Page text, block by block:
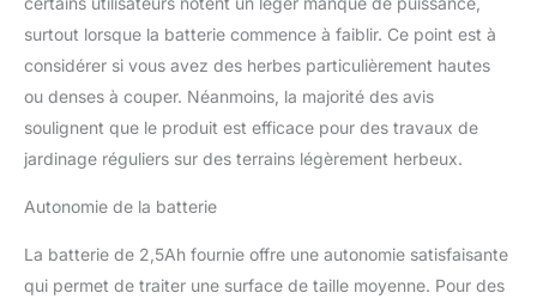
gamme One+, ce produit
offre une polyvalence
inégalée. Utilisez la
différents outils de
jardinage, simplifiant
ainsi votre rangement et
surtout lorsque la batterie commence à faiblir. Ce point est à
considérer si vous avez des herbes particulièrement hautes
ou denses à couper. Néanmoins, la majorité des avis
soulignent que le produit est efficace pour des travaux de
jardinage réguliers sur des terrains légèrement herbeux.
Autonomie de la batterie
La batterie de 2,5Ah fournie offre une autonomie satisfaisante
qui permet de traiter une surface de taille moyenne. Pour des